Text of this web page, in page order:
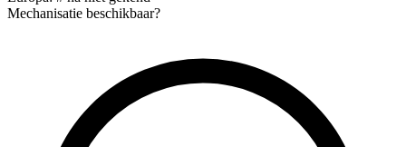
Mechanisatie beschikbaar?